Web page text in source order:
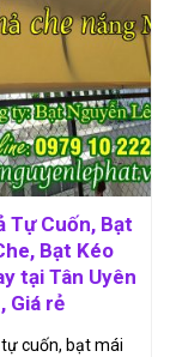
Tự Cuốn, Bạt
Bạt Kéo
tại Tân Uyên
, Giá rẻ
cuốn, bạt mái